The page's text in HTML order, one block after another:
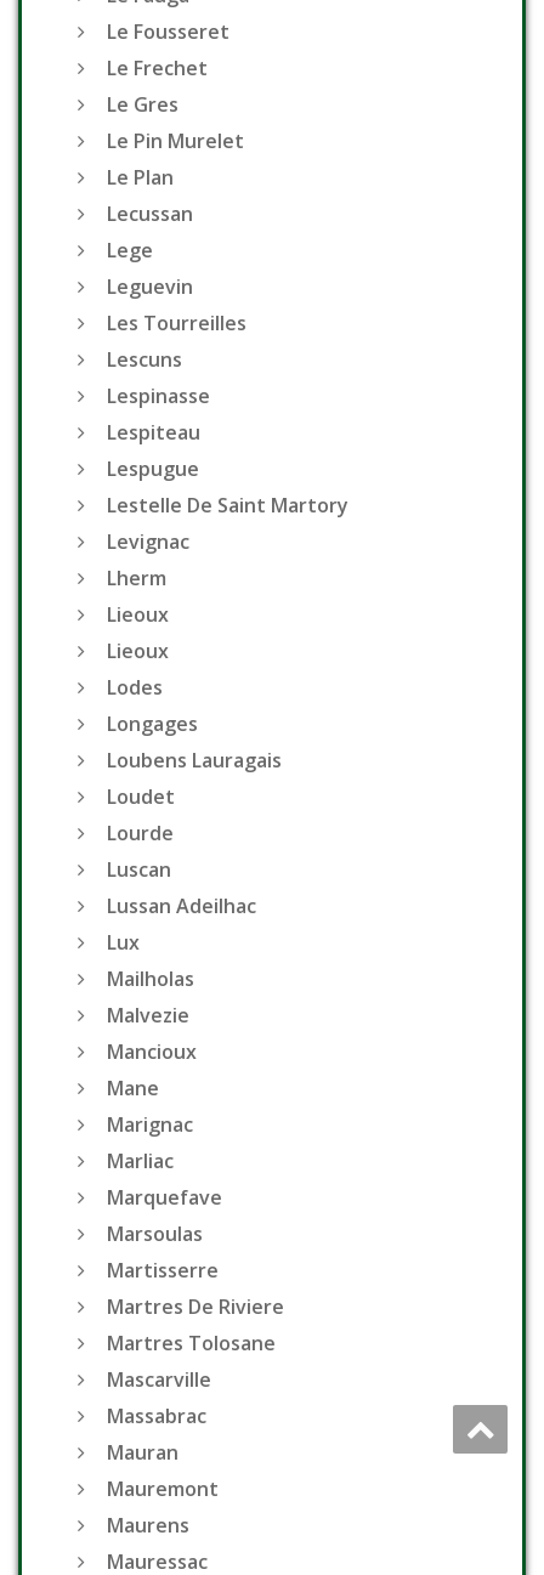
Le Fousseret
Le Frechet
Le Gres
Le Pin Murelet
Le Plan
Lecussan
Lege
Leguevin
Les Tourreilles
Lescuns
Lespinasse
Lespiteau
Lespugue
Lestelle De Saint Martory
Levignac
Lherm
Lieoux
Lieoux
Lodes
Longages
Loubens Lauragais
Loudet
Lourde
Luscan
Lussan Adeilhac
Lux
Mailholas
Malvezie
Mancioux
Mane
Marignac
Marliac
Marquefave
Marsoulas
Martisserre
Martres De Riviere
Martres Tolosane
Mascarville
Massabrac
Mauran
Mauremont
Maurens
Mauressac